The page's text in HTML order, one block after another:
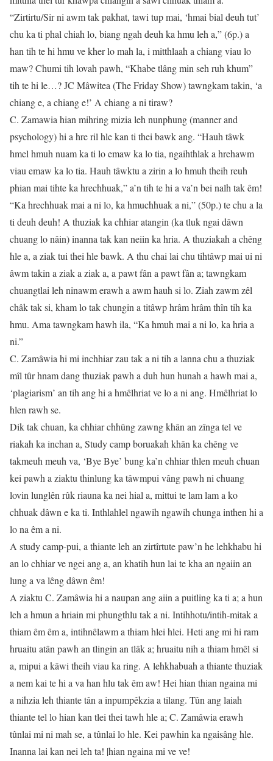
“Zirtirtu/Sir ni awm tak pakhat, tawi tup mai, ‘hmai bial deuh tut’
chu ka ti phal chiah lo, biang ngah deuh ka hmu leh a,” (6p.) a
han tih te hi hmu ve kher lo mah la, i mitthlaah a chiang viau lo
maw? Chumi tih lovah pawh, “Khabe tlâng min seh ruh khum”
tih te hi le…? JC Mâwitea (The Friday Show) tawngkam takin, ‘a
chiang e, a chiang e!’ A chiang a ni tiraw?
C. Zamawia hian mihring mizia leh nunphung (manner and
psychology) hi a hre ril hle kan ti thei bawk ang. “Hauh tâwk
hmel hmuh nuam ka ti lo emaw ka lo tia, ngaihthlak a hrehawm
viau emaw ka lo tia. Hauh tâwktu a zirin a lo hmuh theih reuh
phian mai tihte ka hrechhuak,” a’n tih te hi a va’n bei nalh tak êm!
“Ka hrechhuak mai a ni lo, ka hmuchhuak a ni,” (50p.) te chu a la
ti deuh deuh! A thuziak ka chhiar atangin (ka tluk ngai dâwn
chuang lo nâin) inanna tak kan neiin ka hria. A thuziakah a chêng
hle a, a ziak tui thei hle bawk. A thu chai lai chu tihtâwp mai ui ni
âwm takin a ziak a ziak a, a pawt fân a pawt fân a; tawngkam
chuangtlai leh ninawm erawh a awm hauh si lo. Ziah zawm zêl
châk tak si, kham lo tak chungin a titâwp hrâm hrâm thîn tih ka
hmu. Ama tawngkam hawh ila, “Ka hmuh mai a ni lo, ka hria a
ni.”
C. Zamâwia hi mi inchhiar zau tak a ni tih a lanna chu a thuziak
mîl tûr hnam dang thuziak pawh a duh hun hunah a hawh mai a,
‘plagiarism’ an tih ang hi a hmêlhriat ve lo a ni ang. Hmêlhriat lo
hlen rawh se.
Dik tak chuan, ka chhiar chhûng zawng khân an zînga tel ve
riakah ka inchan a, Study camp boruakah khân ka chêng ve
takmeuh meuh va, ‘Bye Bye’ bung ka’n chhiar thlen meuh chuan
kei pawh a ziaktu thinlung ka tâwmpui vâng pawh ni chuang
lovin lunglên rûk riauna ka nei hial a, mittui te lam lam a ko
chhuak dâwn e ka ti. Inthlahlel ngawih ngawih chunga inthen hi a
lo na êm a ni.
A study camp-pui, a thiante leh an zirtîrtute paw’n he lehkhabu hi
an lo chhiar ve ngei ang a, an khatih hun lai te kha an ngaiin an
lung a va lêng dâwn êm!
A ziaktu C. Zamâwia hi a naupan ang aiin a puitling ka ti a; a hun
leh a hmun a hriain mi phungthlu tak a ni. Intihhotu/intih-mitak a
thiam êm êm a, intihnêlawm a thiam hlei hlei. Heti ang mi hi ram
hruaitu atân pawh an tlingin an tlâk a; hruaitu nih a thiam hmêl si
a, mipui a kâwi theih viau ka ring. A lehkhabuah a thiante thuziak
a nem kai te hi a va han hlu tak êm aw! Hei hian thian ngaina mi
a nihzia leh thiante tân a inpumpêkzia a tilang. Tûn ang laiah
thiante tel lo hian kan tlei thei tawh hle a; C. Zamâwia erawh
tûnlai mi ni mah se, a tûnlai lo hle. Kei pawhin ka ngaisâng hle.
Inanna lai kan nei leh ta! |hian ngaina mi ve ve!